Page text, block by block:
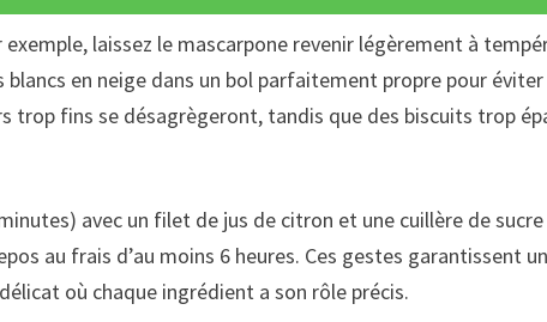
laissez le mascarpone revenir légèrement à
en neige dans un bol parfaitement propre pour
fins se désagrègeront, tandis que des biscuits trop
avec un filet de jus de citron et une cuillère de
au frais d’au moins 6 heures. Ces gestes garantissent
où chaque ingrédient a son rôle précis.